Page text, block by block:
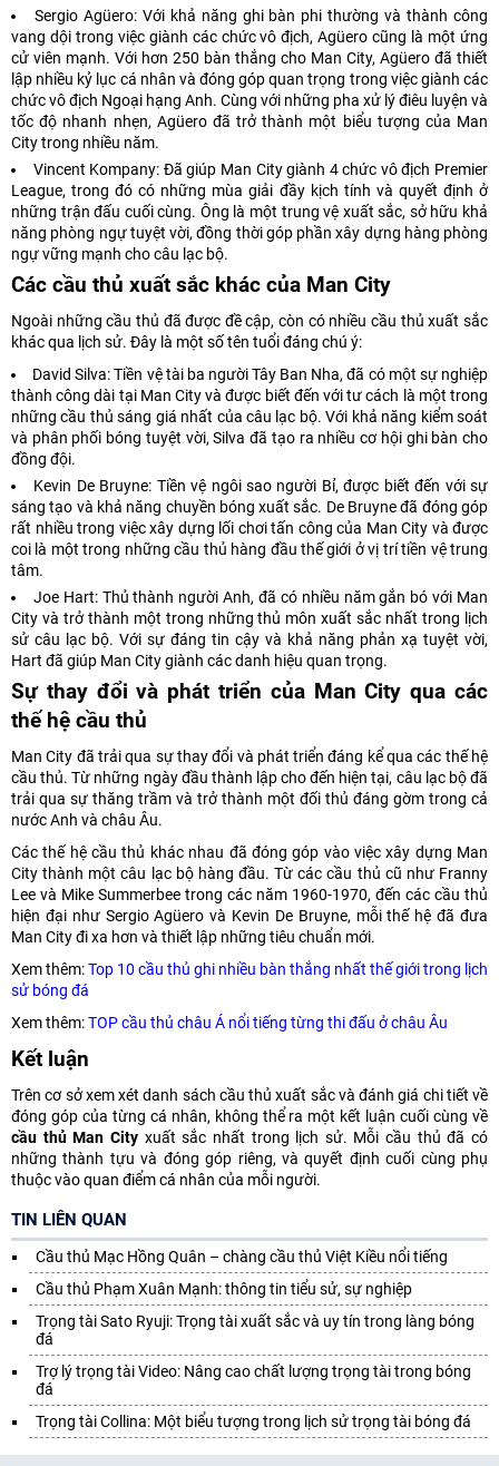
Sergio Agüero: Với khả năng ghi bàn phi thường và thành công
vang dội trong việc giành các chức vô địch, Agüero cũng là một ứng
cử viên mạnh. Với hơn 250 bàn thắng cho Man City, Agüero đã thiết
lập nhiều kỷ lục cá nhân và đóng góp quan trọng trong việc giành các
chức vô địch Ngoại hạng Anh. Cùng với những pha xử lý điêu luyện và
tốc độ nhanh nhẹn, Agüero đã trở thành một biểu tượng của Man
City trong nhiều năm.
Vincent Kompany: Đã giúp Man City giành 4 chức vô địch Premier
League, trong đó có những mùa giải đầy kịch tính và quyết định ở
những trận đấu cuối cùng. Ông là một trung vệ xuất sắc, sở hữu khả
năng phòng ngự tuyệt vời, đồng thời góp phần xây dựng hàng phòng
ngự vững mạnh cho câu lạc bộ.
Các cầu thủ xuất sắc khác của Man City
Ngoài những cầu thủ đã được đề cập, còn có nhiều cầu thủ xuất sắc
khác qua lịch sử. Đây là một số tên tuổi đáng chú ý:
David Silva: Tiền vệ tài ba người Tây Ban Nha, đã có một sự nghiệp
thành công dài tại Man City và được biết đến với tư cách là một trong
những cầu thủ sáng giá nhất của câu lạc bộ. Với khả năng kiểm soát
và phân phối bóng tuyệt vời, Silva đã tạo ra nhiều cơ hội ghi bàn cho
đồng đội.
Kevin De Bruyne: Tiền vệ ngôi sao người Bỉ, được biết đến với sự
sáng tạo và khả năng chuyền bóng xuất sắc. De Bruyne đã đóng góp
rất nhiều trong việc xây dựng lối chơi tấn công của Man City và được
coi là một trong những cầu thủ hàng đầu thế giới ở vị trí tiền vệ trung
tâm.
Joe Hart: Thủ thành người Anh, đã có nhiều năm gắn bó với Man
City và trở thành một trong những thủ môn xuất sắc nhất trong lịch
sử câu lạc bộ. Với sự đáng tin cậy và khả năng phản xạ tuyệt vời,
Hart đã giúp Man City giành các danh hiệu quan trọng.
Sự thay đổi và phát triển của Man City qua các
thế hệ cầu thủ
Man City đã trải qua sự thay đổi và phát triển đáng kể qua các thế hệ
cầu thủ. Từ những ngày đầu thành lập cho đến hiện tại, câu lạc bộ đã
trải qua sự thăng trầm và trở thành một đối thủ đáng gờm trong cả
nước Anh và châu Âu.
Các thế hệ cầu thủ khác nhau đã đóng góp vào việc xây dựng Man
City thành một câu lạc bộ hàng đầu. Từ các cầu thủ cũ như Franny
Lee và Mike Summerbee trong các năm 1960-1970, đến các cầu thủ
hiện đại như Sergio Agüero và Kevin De Bruyne, mỗi thế hệ đã đưa
Man City đi xa hơn và thiết lập những tiêu chuẩn mới.
Xem thêm:Top 10 cầu thủ ghi nhiều bàn thắng nhất thế giới trong lịch
sử bóng đá
Xem thêm:TOP cầu thủ châu Á nổi tiếng từng thi đấu ở châu Âu
Kết luận
Trên cơ sở xem xét danh sách cầu thủ xuất sắc và đánh giá chi tiết về
đóng góp của từng cá nhân, không thể ra một kết luận cuối cùng về
cầu thủ Man Cityxuất sắc nhất trong lịch sử. Mỗi cầu thủ đã có
những thành tựu và đóng góp riêng, và quyết định cuối cùng phụ
thuộc vào quan điểm cá nhân của mỗi người.
TIN LIÊN QUAN
Cầu thủ Mạc Hồng Quân – chàng cầu thủ Việt Kiều nổi tiếng
Cầu thủ Phạm Xuân Mạnh: thông tin tiểu sử, sự nghiệp
Trọng tài Sato Ryuji: Trọng tài xuất sắc và uy tín trong làng bóng
đá
Trợ lý trọng tài Video: Nâng cao chất lượng trọng tài trong bóng
đá
Trọng tài Collina: Một biểu tượng trong lịch sử trọng tài bóng đá